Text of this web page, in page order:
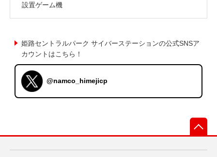
設置ゲーム機
姫路セントラルパーク サイバーステーションの公式SNSア
カウントはこちら！
@namco_himejicp